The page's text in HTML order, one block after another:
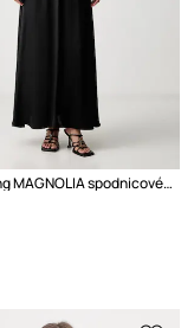
Anine Bing MAGNOLIA spodnicové šaty s čipkovanými detailmi s hodvábom